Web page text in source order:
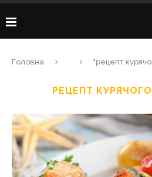
Головна "рецепт
РЕЦЕПТ